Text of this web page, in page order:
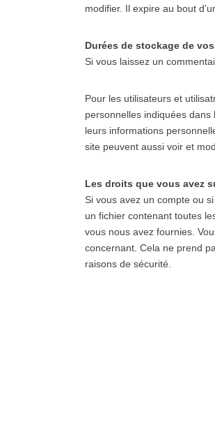
modifier. Il expire au bout
Durées de stockage de
Si vous laissez un
Pour les utilisateurs et
personnelles indiquées
leurs informations
site peuvent aussi voir et
Les droits que vous avez
Si vous avez un compte ou
un fichier contenant toutes
vous nous avez fournies.
concernant. Cela ne prend
raisons de sécurité.